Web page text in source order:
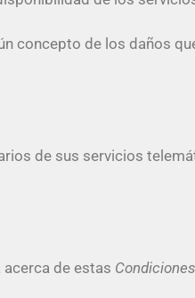
concepto de los daños
de sus servicios
acerca de estas